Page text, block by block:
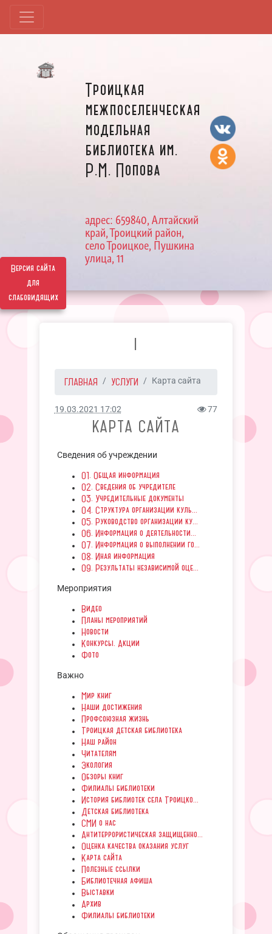
Версия сайта
для
слабовидящих
Троицкая
межпоселенческая
модельная
библиотека им.
Р.М. Попова
адрес: 659840, Алтайский
край, Троицкий район,
село Троицкое, Пушкина
улица, 11
I
ГЛАВНАЯ УСЛУГИ Карта сайта
19.03.2021 17:02 77
КАРТА САЙТА
Сведения об учреждении
01. Общая информация
02. Сведения об учредителе
03. Учредительные документы
04. Структура организации куль...
05. Руководство организации ку...
06. Информация о деятельности...
07. Информация о выполнении го...
08. Иная информация
09. Результаты независимой оце...
Мероприятия
Видео
Планы мероприятий
Новости
Конкурсы. Акции
Фото
Важно
Мир книг
Наши достижения
Профсоюзная жизнь
Троицкая детская библиотека
Наш район
Читателям
Экология
Обзоры книг
Филиалы библиотеки
История библиотек села Троицко...
Детская библиотека
СМИ о нас
Антитеррористическая защищенно...
Оценка качества оказания услуг
Карта сайта
Полезные ссылки
Библиотечная афиша
Выставки
Архив
Филиалы библиотеки